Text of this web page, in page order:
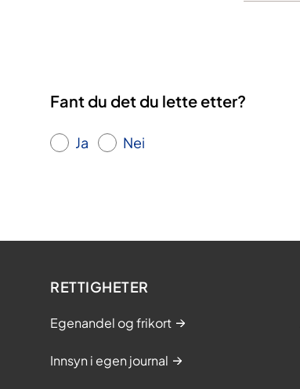
Fant du det du lette etter?
Ja Nei
RETTIGHETER
Egenandel og frikort
Innsyn i egen journal